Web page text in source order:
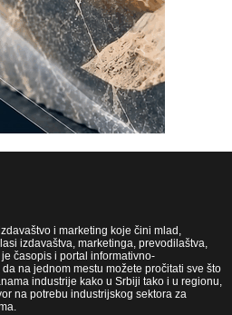
i marketing koje čini mlad,
izdavaštva, marketinga, prevodilaštva,
časopis i portal informativno-
na jednom mestu možete pročitati sve što
industrije kako u Srbiji tako i u regionu,
na potrebu industrijskog sektora za